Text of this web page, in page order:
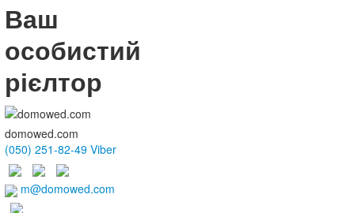
Ваш
особистий
рієлтор
domowed.com
(050) 251-82-49 Viber
m@domowed.com